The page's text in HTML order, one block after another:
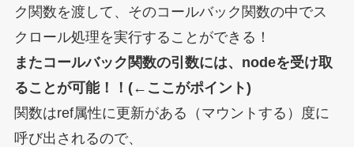
ク関数を渡して、そのコールバック関数の中でス
クロール処理を実行することができる！
またコールバック関数の引数には、nodeを受け取
ることが可能！！ (←ここがポイント)
関数はref属性に更新がある（マウントする）度に
呼び出されるので、